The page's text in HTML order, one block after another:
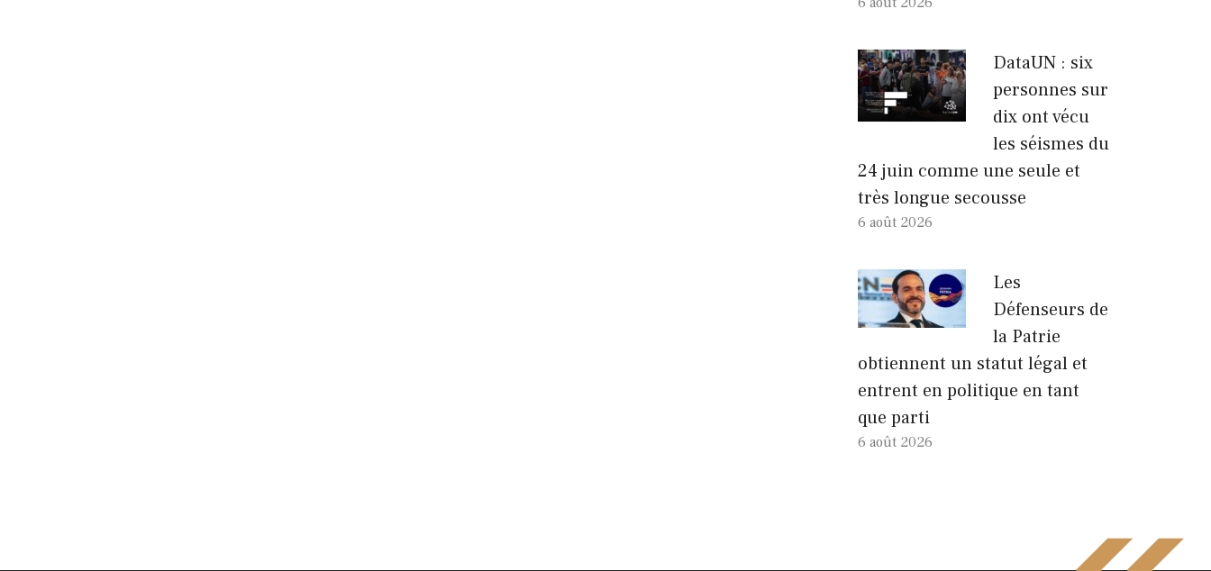
DataUN : six
personnes sur
dix ont vécu
les séismes du
24 juin comme une seule et
très longue secousse
6 août 2026
Les
Défenseurs de
la Patrie
obtiennent un statut légal et
entrent en politique en tant
que parti
6 août 2026